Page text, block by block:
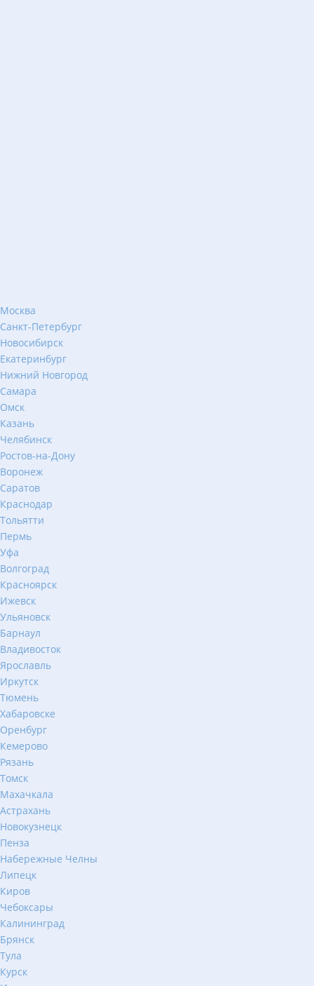
Москва
Санкт-Петербург
Новосибирск
Екатеринбург
Нижний Новгород
Самара
Омск
Казань
Челябинск
Ростов-на-Дону
Воронеж
Саратов
Краснодар
Тольятти
Пермь
Уфа
Волгоград
Красноярск
Ижевск
Ульяновск
Барнаул
Владивосток
Ярославль
Иркутск
Тюмень
Хабаровске
Оренбург
Кемерово
Рязань
Томск
Махачкала
Астрахань
Новокузнецк
Пенза
Набережные Челны
Липецк
Киров
Чебоксары
Калининград
Брянск
Тула
Курск